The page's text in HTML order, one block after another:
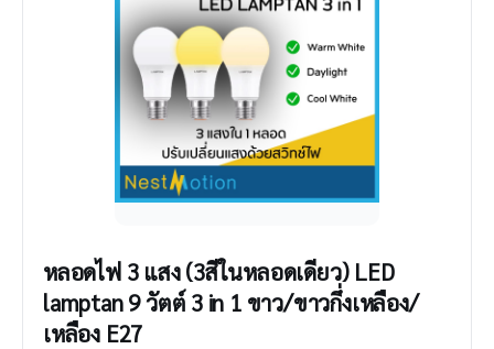
หลอดไฟ 3 แสง (3สีในหลอดเดียว) LED
lamptan 9 วัตต์ 3 in 1 ขาว/ขาวกึ่งเหลือง/
เหลือง E27